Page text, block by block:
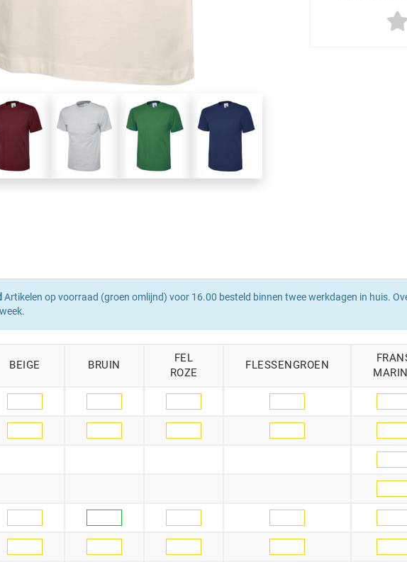
Artikelen op voorraad (groen omlijnd) voor 16.00 besteld binnen twee werkdagen in huis.
BEIGE BRUIN
FEL
ROZE
FLESSENGROEN